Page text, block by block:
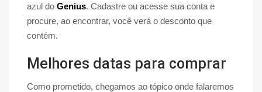
azul do Genius. Cadastre ou acesse sua conta e
procure, ao encontrar, você verá o desconto que
contém.
Melhores datas para comprar
Como prometido, chegamos ao tópico onde falaremos